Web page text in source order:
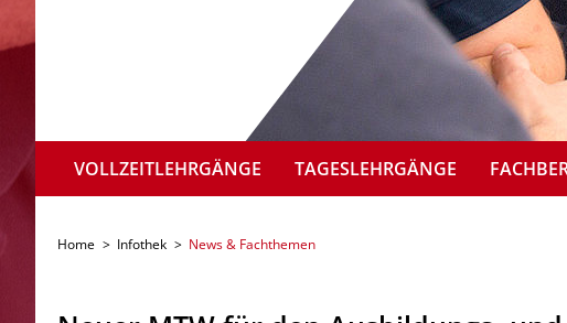
VOLLZEITLEHRGÄNGE TAGESLEHRGÄNGE
Home > Infothek > News & Fachthemen